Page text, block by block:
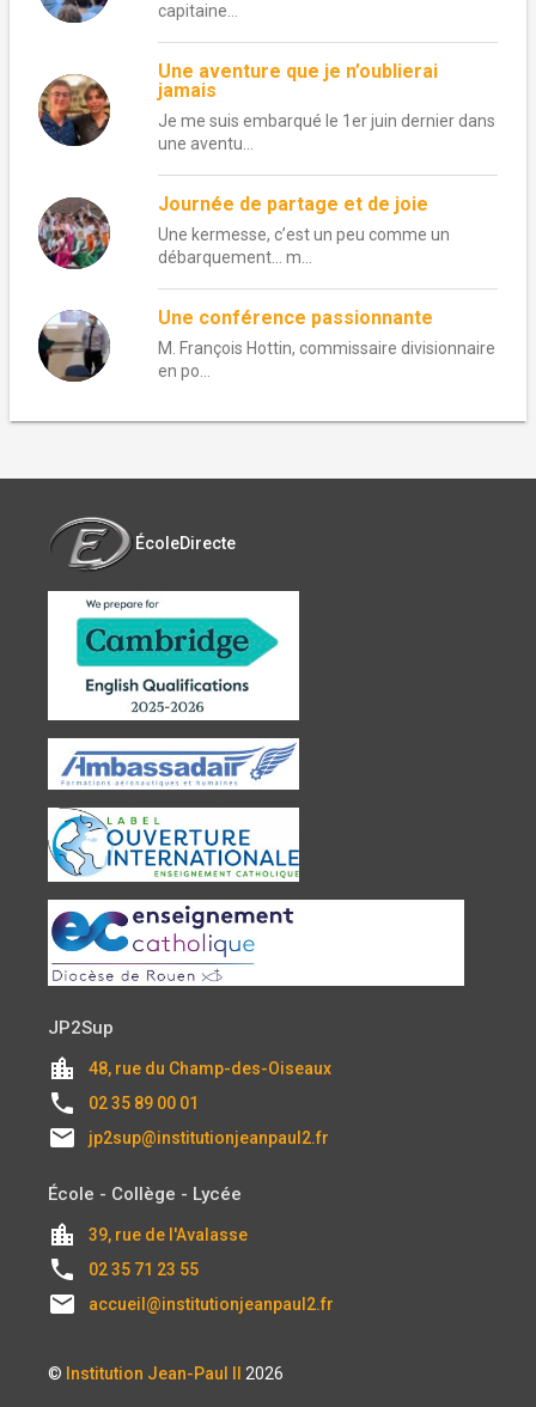
capitaine...
Une aventure que je n’oublierai
jamais
Je me suis embarqué le 1er juin dernier dans
une aventu...
Journée de partage et de joie
Une kermesse, c’est un peu comme un
débarquement… m...
Une conférence passionnante
M. François Hottin, commissaire divisionnaire
en po...
ÉcoleDirecte
JP2Sup
location_city 48, rue du Champ-des-Oiseaux
local_phone 02 35 89 00 01
email jp2sup@institutionjeanpaul2.fr
École - Collège - Lycée
location_city 39, rue de l'Avalasse
local_phone 02 35 71 23 55
email accueil@institutionjeanpaul2.fr
© Institution Jean-Paul II 2026